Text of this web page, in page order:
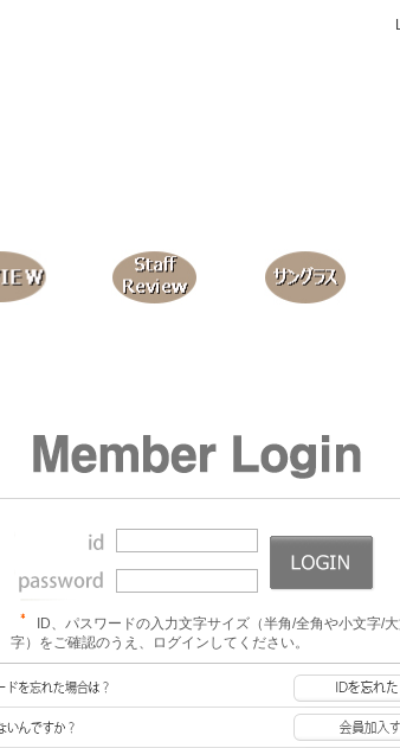
ID、パスワードの入力文字サイズ（半角/全角や小文字/
字）をご確認のうえ、ログインしてください。